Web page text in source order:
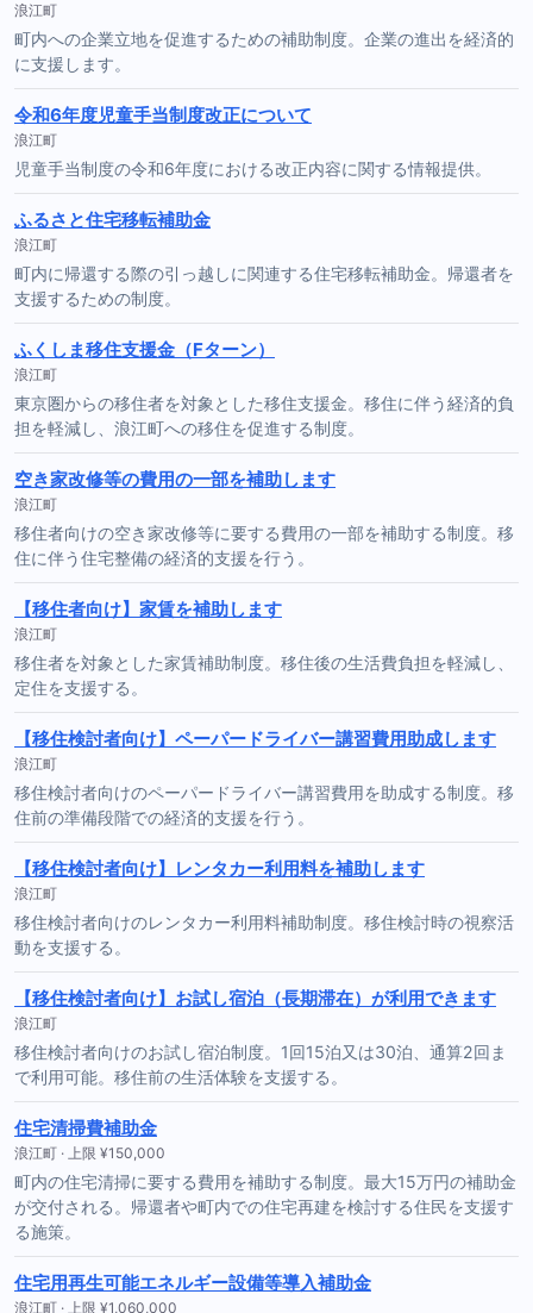
浪江町
町内への企業立地を促進するための補助制度。企業の進出を経済的
に支援します。
令和6年度児童手当制度改正について
浪江町
児童手当制度の令和6年度における改正内容に関する情報提供。
ふるさと住宅移転補助金
浪江町
町内に帰還する際の引っ越しに関連する住宅移転補助金。帰還者を
支援するための制度。
ふくしま移住支援金（Fターン）
浪江町
東京圏からの移住者を対象とした移住支援金。移住に伴う経済的負
担を軽減し、浪江町への移住を促進する制度。
空き家改修等の費用の一部を補助します
浪江町
移住者向けの空き家改修等に要する費用の一部を補助する制度。移
住に伴う住宅整備の経済的支援を行う。
【移住者向け】家賃を補助します
浪江町
移住者を対象とした家賃補助制度。移住後の生活費負担を軽減し、
定住を支援する。
【移住検討者向け】ペーパードライバー講習費用助成します
浪江町
移住検討者向けのペーパードライバー講習費用を助成する制度。移
住前の準備段階での経済的支援を行う。
【移住検討者向け】レンタカー利用料を補助します
浪江町
移住検討者向けのレンタカー利用料補助制度。移住検討時の視察活
動を支援する。
【移住検討者向け】お試し宿泊（長期滞在）が利用できます
浪江町
移住検討者向けのお試し宿泊制度。1回15泊又は30泊、通算2回ま
で利用可能。移住前の生活体験を支援する。
住宅清掃費補助金
浪江町 · 上限 ¥150,000
町内の住宅清掃に要する費用を補助する制度。最大15万円の補助金
が交付される。帰還者や町内での住宅再建を検討する住民を支援す
る施策。
住宅用再生可能エネルギー設備等導入補助金
浪江町 · 上限 ¥1,060,000